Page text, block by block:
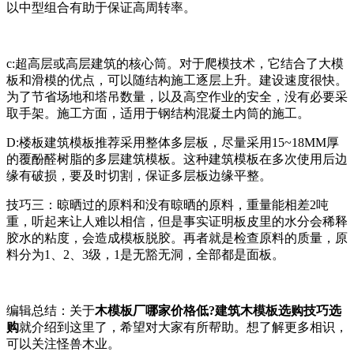
以中型组合有助于保证高周转率。
c:超高层或高层建筑的核心筒。对于爬模技术，它结合了大模
板和滑模的优点，可以随结构施工逐层上升。建设速度很快。
为了节省场地和塔吊数量，以及高空作业的安全，没有必要采
取手架。施工方面，适用于钢结构混凝土内筒的施工。
D:楼板建筑模板推荐采用整体多层板，尽量采用15~18MM厚
的覆酚醛树脂的多层建筑模板。这种建筑模板在多次使用后边
缘有破损，要及时切割，保证多层板边缘平整。
技巧三：晾晒过的原料和没有晾晒的原料，重量能相差2吨
重，听起来让人难以相信，但是事实证明板皮里的水分会稀释
胶水的粘度，会造成模板脱胶。再者就是检查原料的质量，原
料分为1、2、3级，1是无豁无洞，全部都是面板。
编辑总结：关于木模板厂哪家价格低?建筑木模板选购技巧选
购就介绍到这里了，希望对大家有所帮助。想了解更多相识，
可以关注怪兽木业。